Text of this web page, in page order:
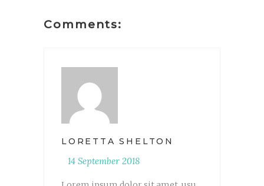
Comments:
LORETTA SHELTON
14 September 2018